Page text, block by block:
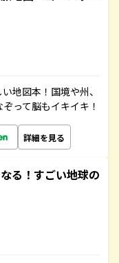
地図本！国境や州、
って脳もイキイキ！
詳細を見る
る！すごい地球の